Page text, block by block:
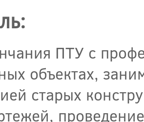
ПТУ с
объектах,
старых